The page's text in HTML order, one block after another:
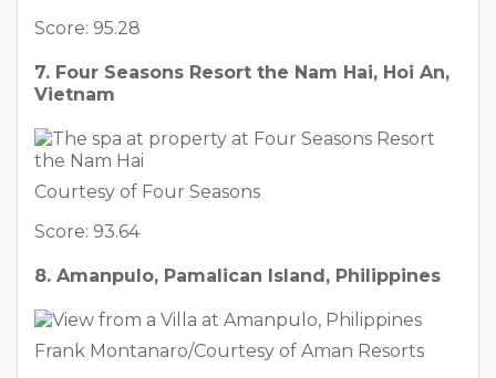
Score: 95.28
7. Four Seasons Resort the Nam Hai, Hoi An,
Vietnam
Courtesy of Four Seasons
Score: 93.64
8. Amanpulo, Pamalican Island, Philippines
Frank Montanaro/Courtesy of Aman Resorts